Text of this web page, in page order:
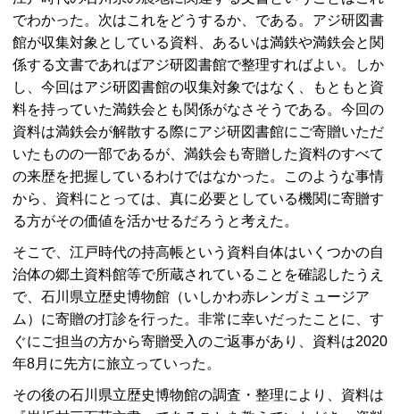
でわかった。次はこれをどうするか、である。アジ研図書
館が収集対象としている資料、あるいは満鉄や満鉄会と関
係する文書であればアジ研図書館で整理すればよい。しか
し、今回はアジ研図書館の収集対象ではなく、もともと資
料を持っていた満鉄会とも関係がなさそうである。今回の
資料は満鉄会が解散する際にアジ研図書館にご寄贈いただ
いたものの一部であるが、満鉄会も寄贈した資料のすべて
の来歴を把握しているわけではなかった。このような事情
から、資料にとっては、真に必要としている機関に寄贈す
る方がその価値を活かせるだろうと考えた。
そこで、江戸時代の持高帳という資料自体はいくつかの自
治体の郷土資料館等で所蔵されていることを確認したうえ
で、石川県立歴史博物館（いしかわ赤レンガミュージア
ム）に寄贈の打診を行った。非常に幸いだったことに、す
ぐにご担当の方から寄贈受入のご返事があり、資料は2020
年8月に先方に旅立っていった。
その後の石川県立歴史博物館の調査・整理により、資料は